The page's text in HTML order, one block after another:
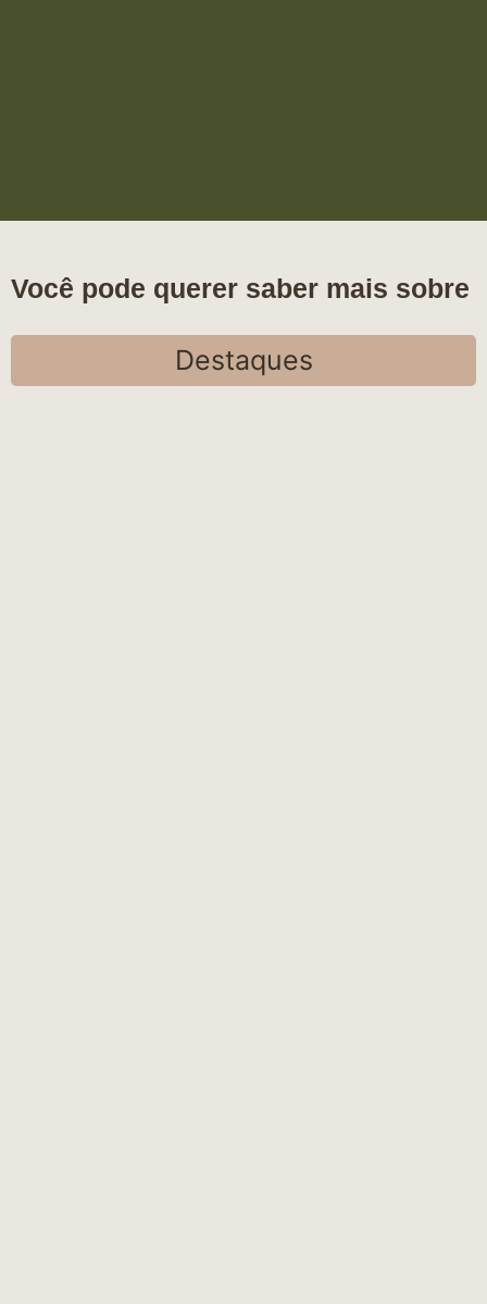
Você pode querer saber mais sobre
Destaques